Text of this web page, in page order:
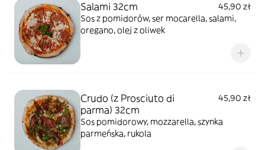
Salami 32cm
45,90 zł
Sos z pomidorów, ser mocarella, salami,
oregano, olej z oliwek
Crudo (z Prosciuto di
parma) 32cm
45,90 zł
Sos pomidorowy, mozzarella, szynka
parmeńska, rukola